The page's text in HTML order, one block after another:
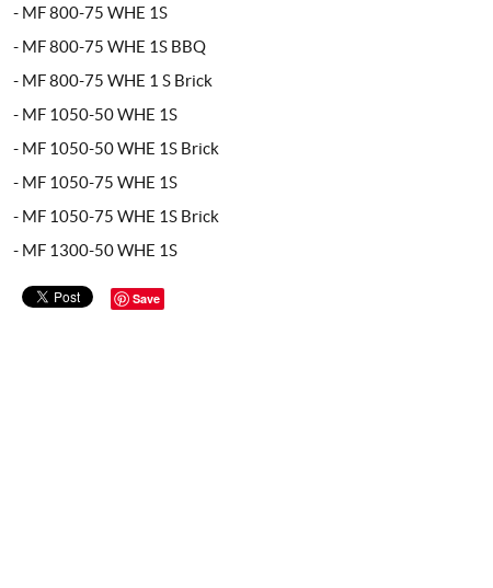
- MF 800-75 WHE 1S
- MF 800-75 WHE 1S BBQ
- MF 800-75 WHE 1 S Brick
- MF 1050-50 WHE 1S
- MF 1050-50 WHE 1S Brick
- MF 1050-75 WHE 1S
- MF 1050-75 WHE 1S Brick
- MF 1300-50 WHE 1S
Save